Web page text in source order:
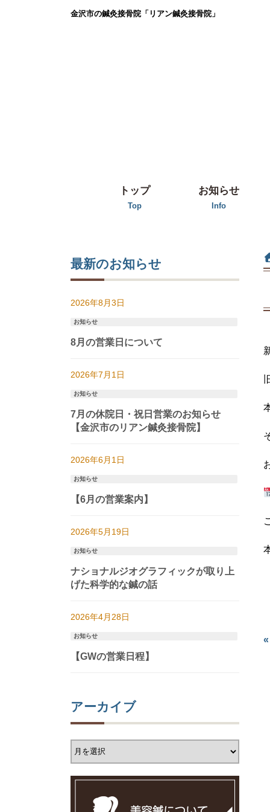
金沢市の鍼灸接骨院「リアン鍼灸接骨院」
トップ
Top
お知らせ
Info
最新のお知らせ
2026年8月3日
お知らせ
8月の営業日について
2026年7月1日
お知らせ
7月の休院日・祝日営業のお知らせ
【金沢市のリアン鍼灸接骨院】
2026年6月1日
お知らせ
【6月の営業案内】
2026年5月19日
お知らせ
ナショナルジオグラフィックが取り上
げた科学的な鍼の話
2026年4月28日
お知らせ
【GWの営業日程】
アーカイブ
ア
ー
カ